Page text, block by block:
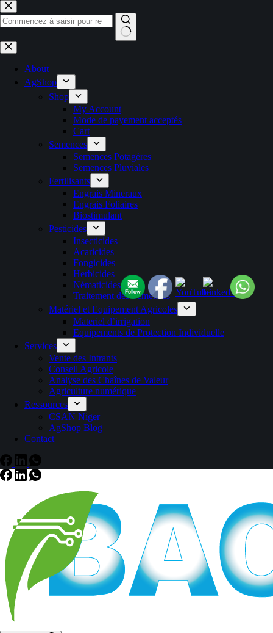
Passer
au
contenu
Aucun
résultat
About
AgShop
Shop
My Account
Mode de payement acceptés
Cart
Semences
Semences Potagères
Semences Pluviales
Fertilisants
Engrais Mineraux
Engrais Foliaires
Biostimulant
Pesticides
Insecticides
Acaricides
Fongicides
Herbicides
Nématicides
Traitement des Semences
Matériel et Equipement Agricoles
Materiel d’irrigation
Equipements de Protection Individuelle
Services
Vente des Intrants
Conseil Agricole
Analyse des Chaînes de Valeur
Agriculture numérique
Ressources
CSAN Niger
AgShop Blog
Contact